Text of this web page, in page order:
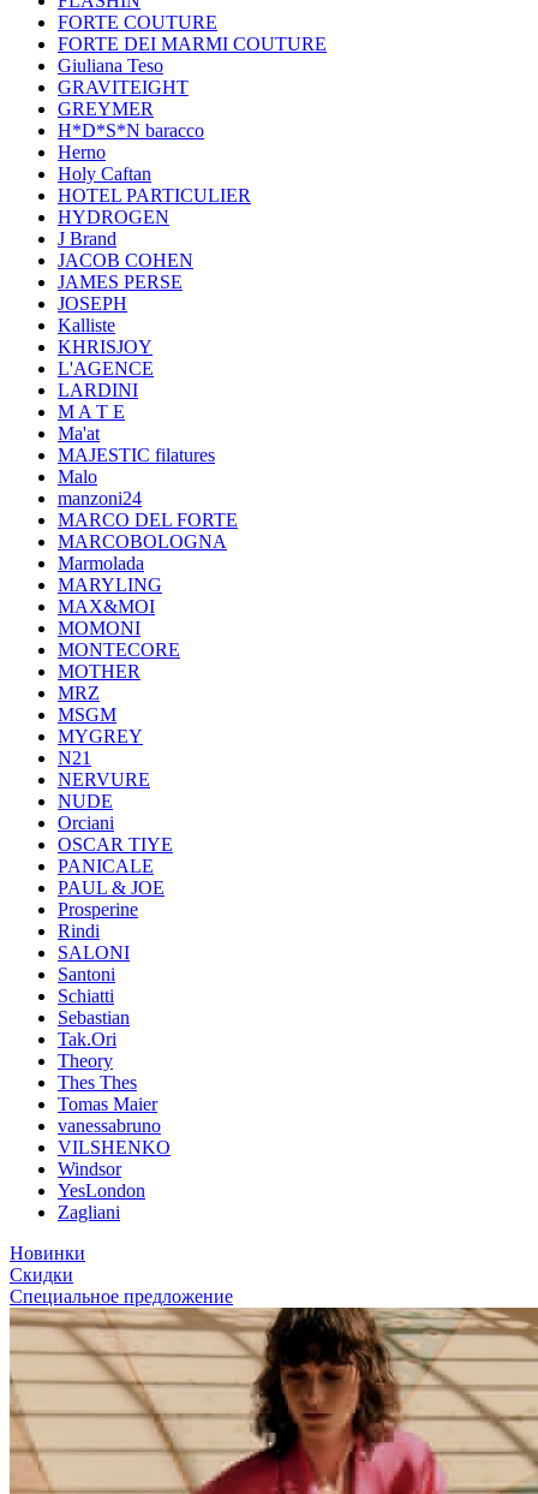
FORTE COUTURE
FORTE DEI MARMI COUTURE
Giuliana Teso
GRAVITEIGHT
GREYMER
H*D*S*N baracco
Herno
Holy Caftan
HOTEL PARTICULIER
HYDROGEN
J Brand
JACOB COHEN
JAMES PERSE
JOSEPH
Kalliste
KHRISJOY
L'AGENCE
LARDINI
M A T E
Ma'at
MAJESTIC filatures
Malo
manzoni24
MARCO DEL FORTE
MARCOBOLOGNA
Marmolada
MARYLING
MAX&MOI
MOMONI
MONTECORE
MOTHER
MRZ
MSGM
MYGREY
N21
NERVURE
NUDE
Orciani
OSCAR TIYE
PANICALE
PAUL & JOE
Prosperine
Rindi
SALONI
Santoni
Schiatti
Sebastian
Tak.Ori
Theory
Thes Thes
Tomas Maier
vanessabruno
VILSHENKO
Windsor
YesLondon
Zagliani
Новинки
Скидки
Специальное предложение